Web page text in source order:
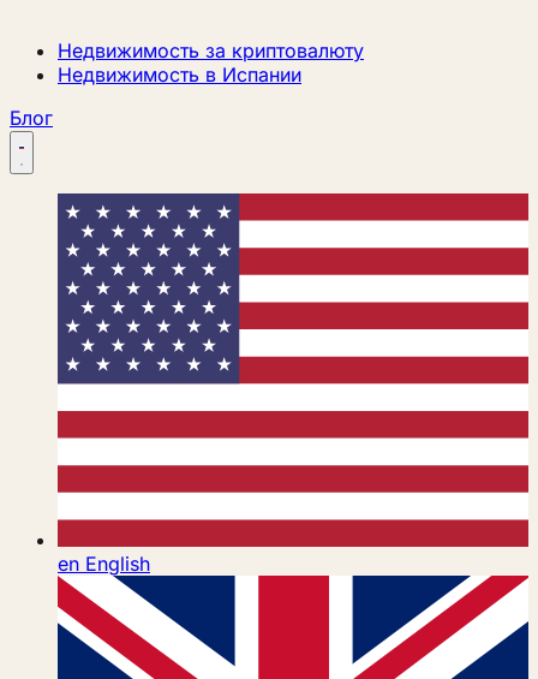
Недвижимость за криптовалюту
Недвижимость в Испании
Блог
en English